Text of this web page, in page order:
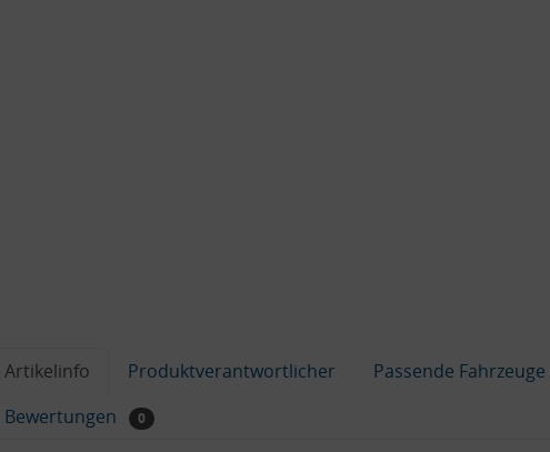
Artikelinfo Produktverantwortlicher
Passende Fahrzeuge
Bewertungen
0